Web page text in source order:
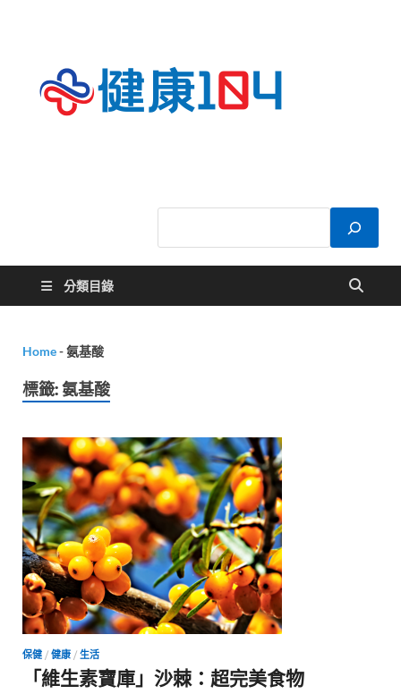
分類目錄
Home-氨基酸
標籤:氨基酸
保健 / 健康 / 生活
「維生素寶庫」沙棘：超完美食物